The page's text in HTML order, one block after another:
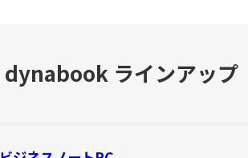
dynabook ラインアップ